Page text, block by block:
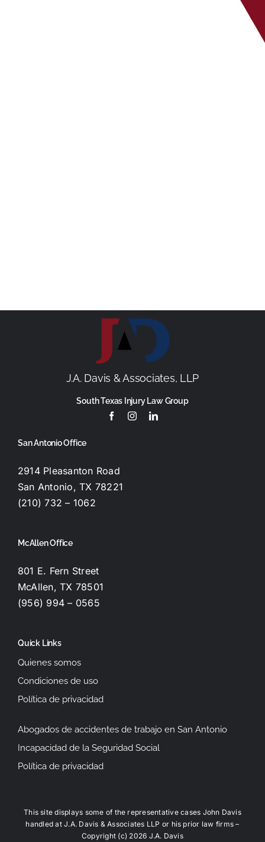
J.A. Davis & Associates, LLP
South Texas Injury Law Group
San Antonio Office
2914 Pleasanton Road
San Antonio, TX 78221
(210) 732 – 1062
McAllen Office
801 E. Fern Street
McAllen, TX 78501
(956) 994 – 0565
Quick Links
Quienes somos
Condiciones de uso
Política de privacidad
Abogados de accidentes de trabajo en San Antonio
Incapacidad de la Seguridad Social
Política de privacidad
This site displays some of the representative cases John Davis
handled at J.A. Davis & Associates LLP or his prior law firms –
Copyright (c) 2026 J.A. Davis